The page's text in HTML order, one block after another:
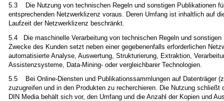
5.3 Die Nutzung von technischen Regeln und sonstigen Publikationen
entsprechenden Netzwerklizenz voraus. Deren Umfang ist inhaltlich auf
Laufzeit der Netzwerklizenz beschränkt.
5.4 Die maschinelle Verarbeitung von technischen Regeln und
Zwecke des Kunden setzt neben einer gegebenenfalls erforderlichen
automatisierte Analyse, Auswertung, Strukturierung, Extraktion,
Assistenzsysteme, Data-Mining- oder vergleichbarer Technologien.
5.5 Bei Online-Diensten und Publikationssammlungen auf Datenträger
zuzugreifen und in den Produkten zu recherchieren. Die Nutzung
DIN Media behält sich vor, den Umfang und die Anzahl der Kopien und